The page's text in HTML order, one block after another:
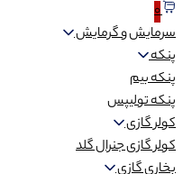
0
سرمایش و گرمایش
پنکه
پنکه بیم
پنکه تولیپس
کولر گازی
کولر گازی جنرال گلد
بخاری گازی